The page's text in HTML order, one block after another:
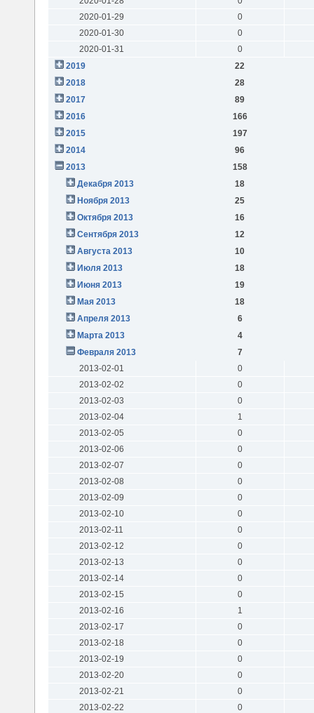
2020-01-29
0
2020-01-30
0
2020-01-31
0
2019
22
2018
28
2017
89
2016
166
2015
197
2014
96
2013
158
Декабря 2013
18
Ноября 2013
25
Октября 2013
16
Сентября 2013
12
Августа 2013
10
Июля 2013
18
Июня 2013
19
Мая 2013
18
Апреля 2013
6
Марта 2013
4
Февраля 2013
7
2013-02-01
0
2013-02-02
0
2013-02-03
0
2013-02-04
1
2013-02-05
0
2013-02-06
0
2013-02-07
0
2013-02-08
0
2013-02-09
0
2013-02-10
0
2013-02-11
0
2013-02-12
0
2013-02-13
0
2013-02-14
0
2013-02-15
0
2013-02-16
1
2013-02-17
0
2013-02-18
0
2013-02-19
0
2013-02-20
0
2013-02-21
0
2013-02-22
0